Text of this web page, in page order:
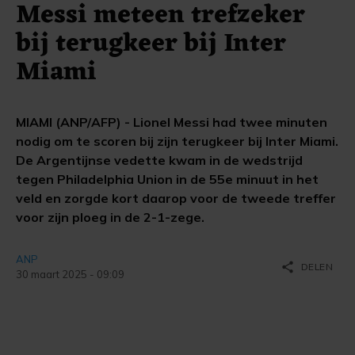
Messi meteen trefzeker
bij terugkeer bij Inter
Miami
MIAMI (ANP/AFP) - Lionel Messi had twee minuten
nodig om te scoren bij zijn terugkeer bij Inter Miami.
De Argentijnse vedette kwam in de wedstrijd
tegen Philadelphia Union in de 55e minuut in het
veld en zorgde kort daarop voor de tweede treffer
voor zijn ploeg in de 2-1-zege.
ANP
30 maart 2025 - 09:09
share DELEN